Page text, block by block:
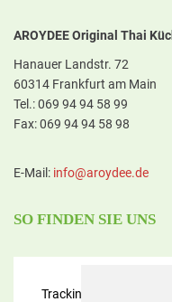
AROYDEE Original Thai
Hanauer Landstr. 72
60314 Frankfurt am Main
Tel.: 069 94 94 58 99
Fax: 069 94 94 58 98
E-Mail: info@aroydee.de
SO FINDEN SIE UNS
Tracking und